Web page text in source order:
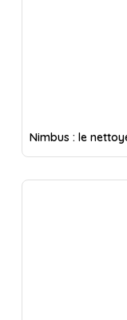
Nimbus : le